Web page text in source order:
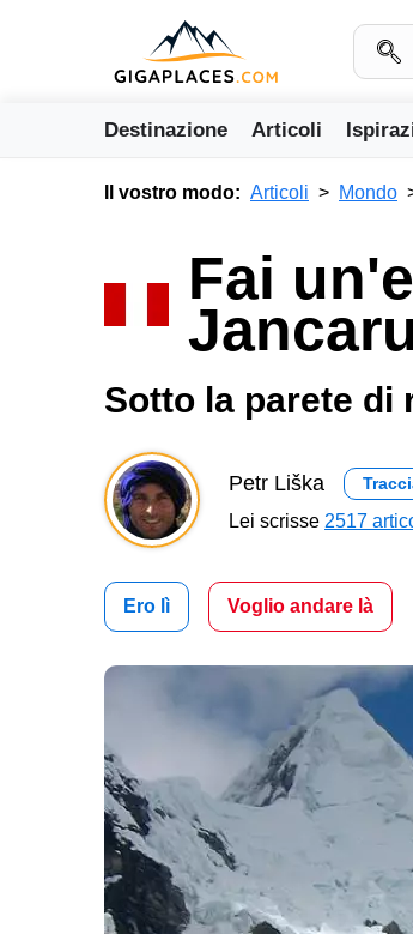
Destinazione Articoli
Il vostro modo: Articoli Mondo
Fai
Sotto la parete di
Petr Liška
Lei scrisse 2517
Ero lì Voglio andare là